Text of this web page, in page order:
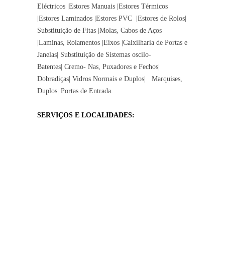
Eléctricos |Estores Manuais |Estores Térmicos
|Estores Laminados |Estores PVC |Estores de Rolos|
Substituição de Fitas |Molas, Cabos de Aços
|Laminas, Rolamentos |Eixos |Caixilharia de Portas e
Janelas| Substituição de Sistemas oscilo-
Batentes| Cremo- Nas, Puxadores e Fechos
Dobradiças| Vidros Normais e Duplos| Marquises,
Duplos| Portas de Entrada.
SERVIÇOS E LOCALIDADES: